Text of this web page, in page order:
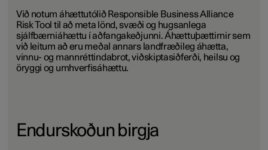
Við notum áhættutólið Responsible Business Alliance
Risk Tool til að meta lönd, svæði og hugsanlega
sjálfbærniáhættu í aðfangakeðjunni. Áhættuþættirnir sem
við leitum að eru meðal annars landfræðileg áhætta,
vinnu- og mannréttindabrot, viðskiptasiðferði, heilsu og
öryggi og umhverfisáhættu.
Endurskoðun birgja